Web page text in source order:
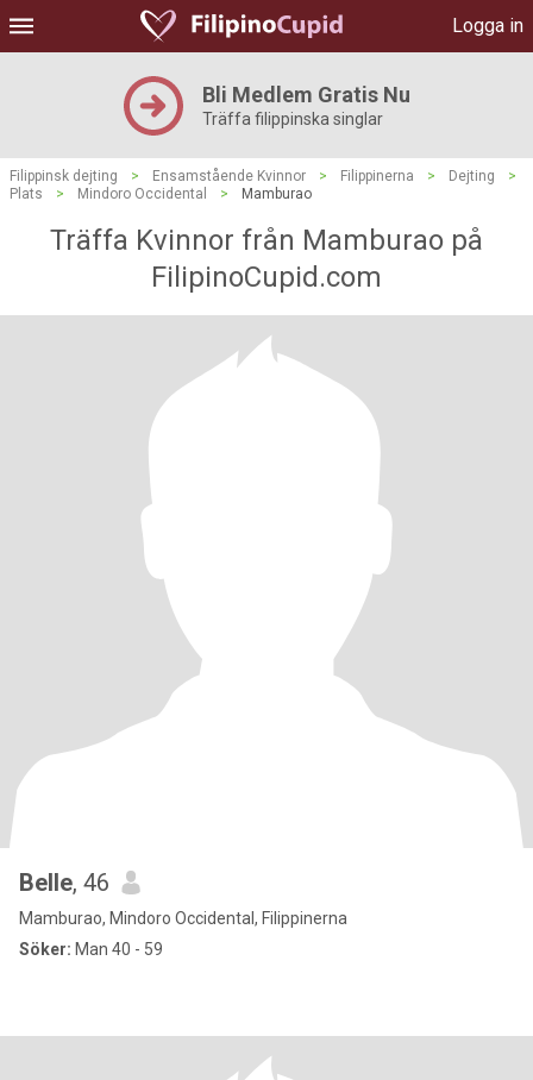
Logga in
Bli Medlem Gratis Nu
Träffa filippinska singlar
Filippinsk dejting > Ensamstående Kvinnor > Filippinerna > Dejting
>
Plats
> Mindoro Occidental > Mamburao
Träffa Kvinnor från Mamburao på
FilipinoCupid.com
Belle, 46
Mamburao, Mindoro Occidental, Filippinerna
Söker: Man 40 - 59